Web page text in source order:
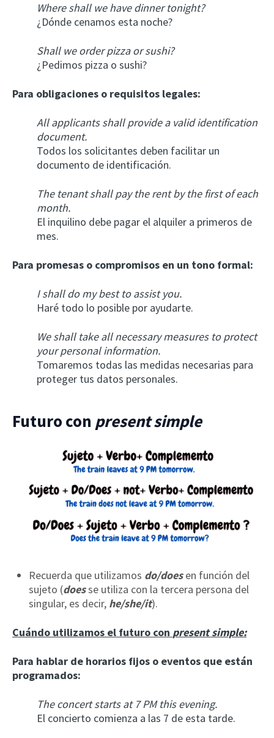
Where shall we have dinner tonight?
¿Dónde cenamos esta noche?
Shall we order pizza or sushi?
¿Pedimos pizza o sushi?
Para obligaciones o requisitos legales:
All applicants shall provide a valid identification
document.
Todos los solicitantes deben facilitar un
documento de identificación.
The tenant shall pay the rent by the first of each
month.
El inquilino debe pagar el alquiler a primeros de
mes.
Para promesas o compromisos en un tono formal:
I shall do my best to assist you.
Haré todo lo posible por ayudarte.
We shall take all necessary measures to protect
your personal information.
Tomaremos todas las medidas necesarias para
proteger tus datos personales.
Futuro con present simple
Recuerda que utilizamos do/doesen función del
sujeto (doesse utiliza con la tercera persona del
singular, es decir, he/she/it).
Cuándo utilizamos el futuro con present simple:
Para hablar de horarios fijos o eventos que están
programados:
The concert starts at 7 PM this evening.
El concierto comienza a las 7 de esta tarde.